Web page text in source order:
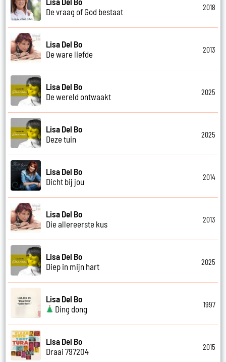
De vraag of God bestaat
2018
Lisa Del Bo
De ware liefde
2013
Lisa Del Bo
De wereld ontwaakt
2025
Lisa Del Bo
Deze tuin
2025
Lisa Del Bo
Dicht bij jou
2014
Lisa Del Bo
Die allereerste kus
2013
Lisa Del Bo
Diep in mijn hart
2025
Lisa Del Bo
Ding dong
1997
Lisa Del Bo
Draai 797204
2015